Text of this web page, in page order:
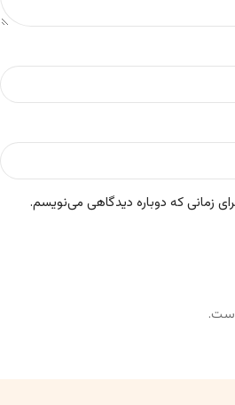
زمانی که دوباره دیدگاهی می‌نویسم.